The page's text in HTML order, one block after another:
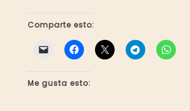
Comparte esto:
Me gusta esto: